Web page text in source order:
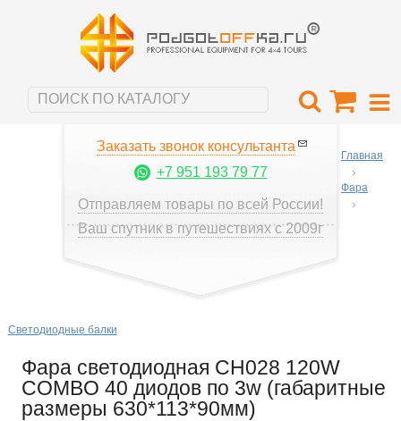
Заказать звонок консультанта
+7 951 193 79 77
Отправляем товары по всей России!
Ваш спутник в путешествиях с 2009г
Главная
Фара
Светодиодные балки
Фара светодиодная CH028 120W
COMBO 40 диодов по 3w (габаритные
размеры 630*113*90мм)